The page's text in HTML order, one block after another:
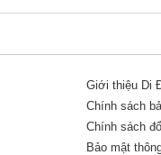
Giới thiệu Di
Chính sách
Chính sách
Bảo mật